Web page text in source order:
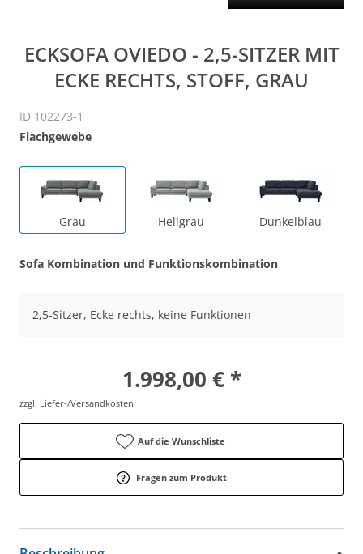
ECKSOFA OVIEDO - 2,5-SITZER MIT
ECKE RECHTS, STOFF, GRAU
ID 102273-1
Flachgewebe
Grau Hellgrau Dunkelblau
Sofa Kombination und Funktionskombination
2,5-Sitzer, Ecke rechts, keine Funktionen
1.998,00 € *
zzgl. Liefer-/Versandkosten
Auf die Wunschliste
Fragen zum Produkt